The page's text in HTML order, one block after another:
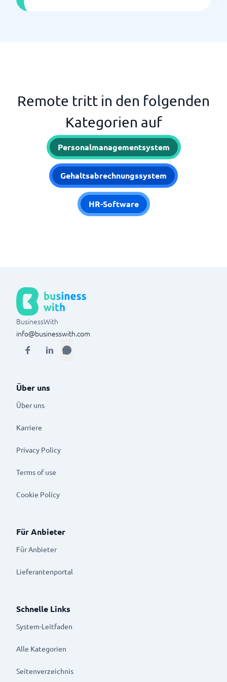
Remote tritt in den folgenden
Kategorien auf
Personalmanagementsystem
Gehaltsabrechnungssystem
HR-Software
BusinessWith
info@businesswith.com
Über uns
Über uns
Karriere
Privacy Policy
Terms of use
Cookie Policy
Für Anbieter
Für Anbieter
Lieferantenportal
Schnelle Links
System-Leitfaden
Alle Kategorien
Seitenverzeichnis